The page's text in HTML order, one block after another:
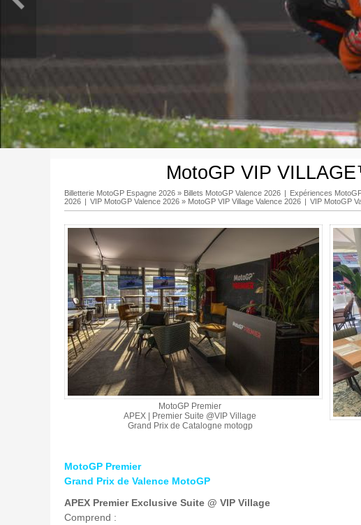
MotoGP VIP
Billetterie MotoGP Espagne 2026 » Billets MotoGP Valence 2026 | Expériences
2026 | VIP MotoGP Valence 2026 » MotoGP VIP Village Valence 2026 | VIP MotoGP
MotoGP Premier
APEX | Premier Suite @VIP Village
Grand Prix de Catalogne motogp
MotoGP Premier
Grand Prix de Valence MotoGP
APEX Premier Exclusive Suite @ VIP Village
Comprend :